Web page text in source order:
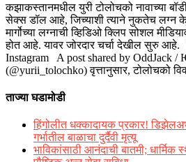
कझाकस्तानमधील युरी टोलोचको नावाच्या
सेक्स डॉल आहे, जिच्याशी त्याने नुकतेच लग्न
मार्गोच्या लग्नाची व्हिडिओ क्लिप सोशल
होत आहे. यावर जोरदार चर्चा देखील सुरु
Instagram A post shared by OddJack /
(@yurii_tolochko) वृत्तानुसार, टोलोचको
ताज्या घडामोडी
हिंगोलीत धक्कादायक प्रकार!
गर्भातील बाळाचा दुर्दैवी मृत्यू
भाविकांसाठी आनंदाची बातमी; धार्मिक